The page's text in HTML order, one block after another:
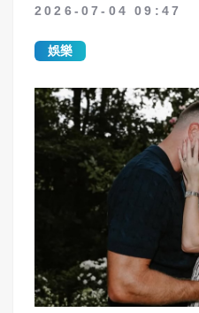
2026-07-04 09:47
娛樂